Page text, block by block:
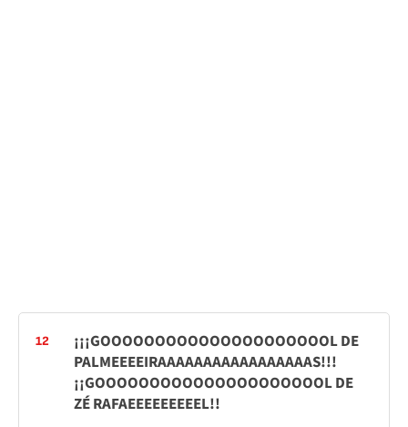
12
¡¡¡GOOOOOOOOOOOOOOOOOOOOOL DE
PALMEEEEIRAAAAAAAAAAAAAAAAAS!!!
¡¡GOOOOOOOOOOOOOOOOOOOOOL DE
ZÉ RAFAEEEEEEEEEL!!